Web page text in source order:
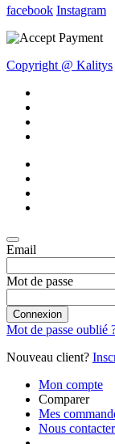
facebook Instagram
Copyright @ Kalitys
Email
Mot de passe
Connexion
Mot de passe oublié
Nouveau client?
Mon compte
Comparer
Mes
Nous contacter